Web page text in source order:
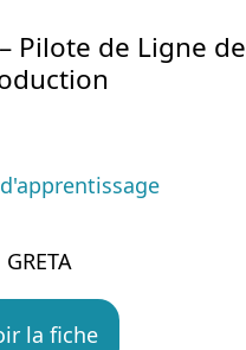
Pilote de Ligne de
GRETA
la fiche